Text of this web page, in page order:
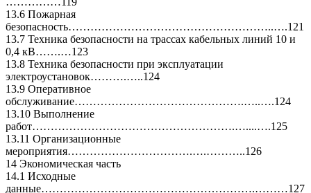
13.6 Пожарная
безопасность………………………………………………..….121
13.7 Техника безопасности на трассах кабельных линий 10 и
0,4 кВ…….…123
13.8 Техника безопасности при эксплуатации
электроустановок……….…..124
13.9 Оперативное
обслуживание……………………………………….…..….124
13.10 Выполнение
работ……………………………………………….…....….125
13.11 Организационные
мероприятия…………………………….….………..126
14 Экономическая часть
14.1 Исходные
данные………………………………………………….………127